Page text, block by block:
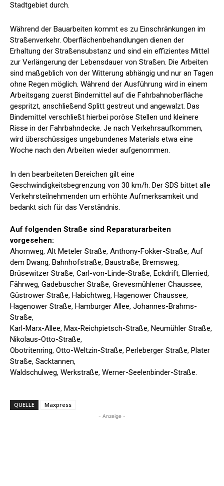
Stadtgebiet durch.
Während der Bauarbeiten kommt es zu Einschränkungen im
Straßenverkehr. Oberflächenbehandlungen dienen der
Erhaltung der Straßensubstanz und sind ein effizientes Mittel
zur Verlängerung der Lebensdauer von Straßen. Die Arbeiten
sind maßgeblich von der Witterung abhängig und nur an Tagen
ohne Regen möglich. Während der Ausführung wird in einem
Arbeitsgang zuerst Bindemittel auf die Fahrbahnoberfläche
gespritzt, anschließend Splitt gestreut und angewalzt. Das
Bindemittel verschließt hierbei poröse Stellen und kleinere
Risse in der Fahrbahndecke. Je nach Verkehrsaufkommen,
wird überschüssiges ungebundenes Materials etwa eine
Woche nach den Arbeiten wieder aufgenommen.
In den bearbeiteten Bereichen gilt eine
Geschwindigkeitsbegrenzung von 30 km/h. Der SDS bittet alle
Verkehrsteilnehmenden um erhöhte Aufmerksamkeit und
bedankt sich für das Verständnis.
Auf folgenden Straße sind Reparaturarbeiten
vorgesehen:
Ahornweg, Alt Meteler Straße, Anthony-Fokker-Straße, Auf
dem Dwang, Bahnhofstraße, Baustraße, Bremsweg,
Brüsewitzer Straße, Carl-von-Linde-Straße, Eckdrift, Ellerried,
Fährweg, Gadebuscher Straße, Grevesmühlener Chaussee,
Güstrower Straße, Habichtweg, Hagenower Chaussee,
Hagenower Straße, Hamburger Allee, Johannes-Brahms-
Straße,
Karl-Marx-Allee, Max-Reichpietsch-Straße, Neumühler Straße,
Nikolaus-Otto-Straße,
Obotritenring, Otto-Weltzin-Straße, Perleberger Straße, Plater
Straße, Sacktannen,
Waldschulweg, Werkstraße, Werner-Seelenbinder-Straße.
QUELLE Maxpress
- Anzeige -